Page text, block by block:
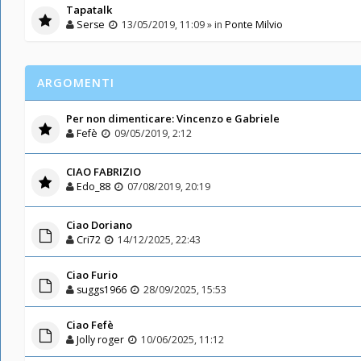
Tapatalk
Serse 13/05/2019, 11:09 » in Ponte Milvio
ARGOMENTI
Per non dimenticare: Vincenzo e Gabriele
Fefè 09/05/2019, 2:12
CIAO FABRIZIO
Edo_88 07/08/2019, 20:19
Ciao Doriano
Cri72 14/12/2025, 22:43
Ciao Furio
suggs1966 28/09/2025, 15:53
Ciao Fefè
Jolly roger 10/06/2025, 11:12